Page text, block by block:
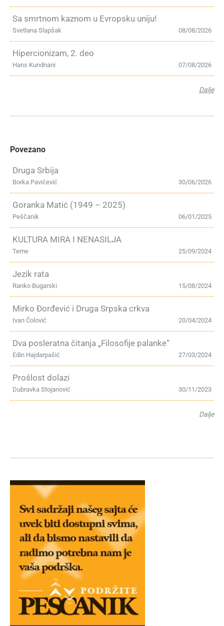
Sa smrtnom kaznom u Evropsku uniju!
08/08/2026
Svetlana Slapšak
Hipercionizam, 2. deo
07/08/2026
Hans Kundnani
Dalje
Povezano
Druga Srbija
30/06/2026
Borka Pavićević
Goranka Matić (1949 – 2025)
06/01/2025
Peščanik
KULTURA MIRA I NENASILJA
25/09/2024
Teme
Jezik rata
15/08/2024
Ranko Bugarski
Mirko Đorđević i Druga Srpska crkva
20/04/2024
Ivan Čolović
Dva posleratna čitanja „Filosofije palanke“
27/03/2024
Edin Hajdarpašić
Prošlost dolazi
30/11/2023
Dubravka Stojanović
Dalje